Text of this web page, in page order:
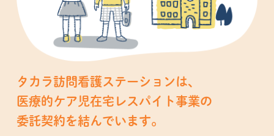
タカラ訪問看護ステーションは、
医療的ケア児在宅レスパイト事業の
委託契約を結んでいます。